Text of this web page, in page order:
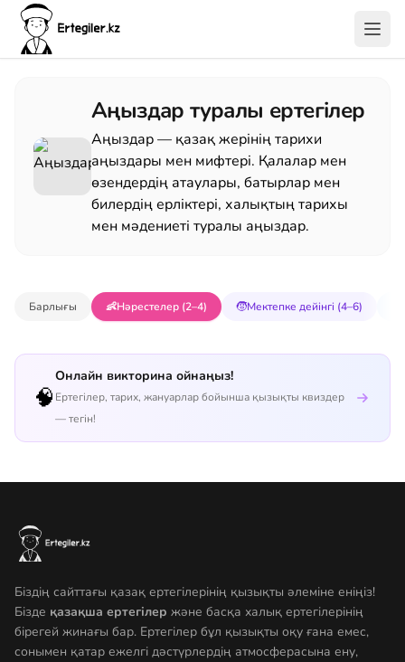
Аңыздар туралы ертегілер
Аңыздар — қазақ жерінің тарихи
аңыздары мен мифтері. Қалалар мен
өзендердің атаулары, батырлар мен
билердің ерліктері, халықтың тарихы
мен мәдениеті туралы аңыздар.
Барлығы 👶Нәрестелер (2–4) 🧒Мектепке дейінгі (4–6)
🧠
Онлайн викторина ойнаңыз!
Ертегілер, тарих, жануарлар бойынша қызықты квиздер
— тегін!
Біздің сайттағы қазақ ертегілерінің қызықты әлеміне еніңіз!
Бізде қазақша ертегілер және басқа халық ертегілерінің
бірегей жинағы бар. Ертегілер бұл қызықты оқу ғана емес,
сонымен қатар ежелгі дәстүрлердің атмосферасына ену,